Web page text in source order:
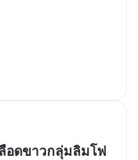
อดขาวกลุ่มลิมโฟ